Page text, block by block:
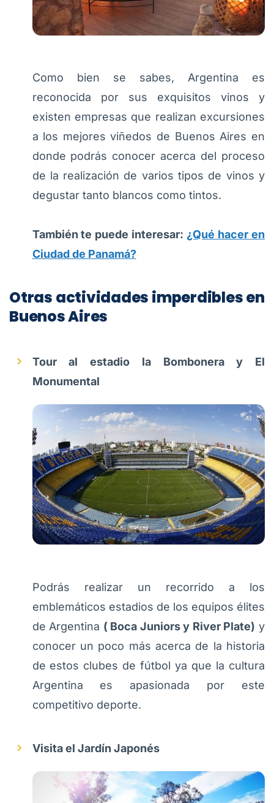
Como bien se sabes, Argentina es
reconocida por sus exquisitos vinos y
existen empresas que realizan excursiones
a los mejores viñedos de Buenos Aires en
donde podrás conocer acerca del proceso
de la realización de varios tipos de vinos y
degustar tanto blancos como tintos.
También te puede interesar: ¿Qué hacer en
Ciudad de Panamá?
Otras actividades imperdibles en
Buenos Aires
Tour al estadio la Bombonera y El
Monumental
Podrás realizar un recorrido a los
emblemáticos estadios de los equipos élites
de Argentina ( Boca Juniors y River Plate) y
conocer un poco más acerca de la historia
de estos clubes de fútbol ya que la cultura
Argentina es apasionada por este
competitivo deporte.
Visita el Jardín Japonés